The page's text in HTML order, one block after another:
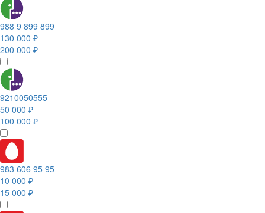
988 9 899 899
130 000 ₽
200 000 ₽
9210050555
50 000 ₽
100 000 ₽
983 606 95 95
10 000 ₽
15 000 ₽